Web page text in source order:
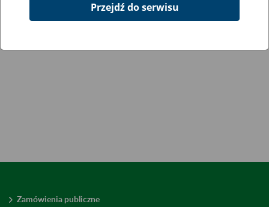
Zamówienia publiczne
Przejdź do serwisu